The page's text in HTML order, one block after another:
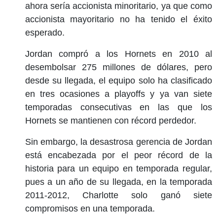
ahora sería accionista minoritario, ya que como
accionista mayoritario no ha tenido el éxito
esperado.
Jordan compró a los Hornets en 2010 al
desembolsar 275 millones de dólares, pero
desde su llegada, el equipo solo ha clasificado
en tres ocasiones a playoffs y ya van siete
temporadas consecutivas en las que los
Hornets se mantienen con récord perdedor.
Sin embargo, la desastrosa gerencia de Jordan
está encabezada por el peor récord de la
historia para un equipo en temporada regular,
pues a un año de su llegada, en la temporada
2011-2012, Charlotte solo ganó siete
compromisos en una temporada.